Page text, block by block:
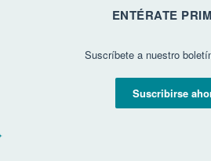
ENTÉRATE
Suscríbete a nuestro
Suscribirse